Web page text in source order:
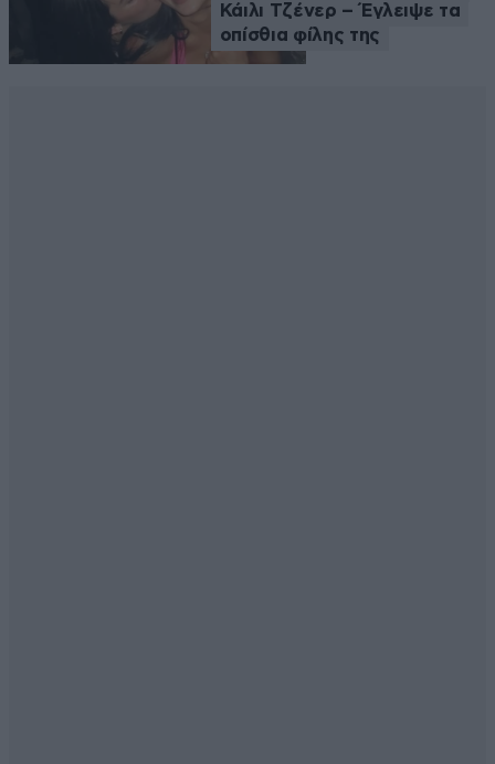
Κάιλι Τζένερ – Έγλειψε τα
οπίσθια φίλης της